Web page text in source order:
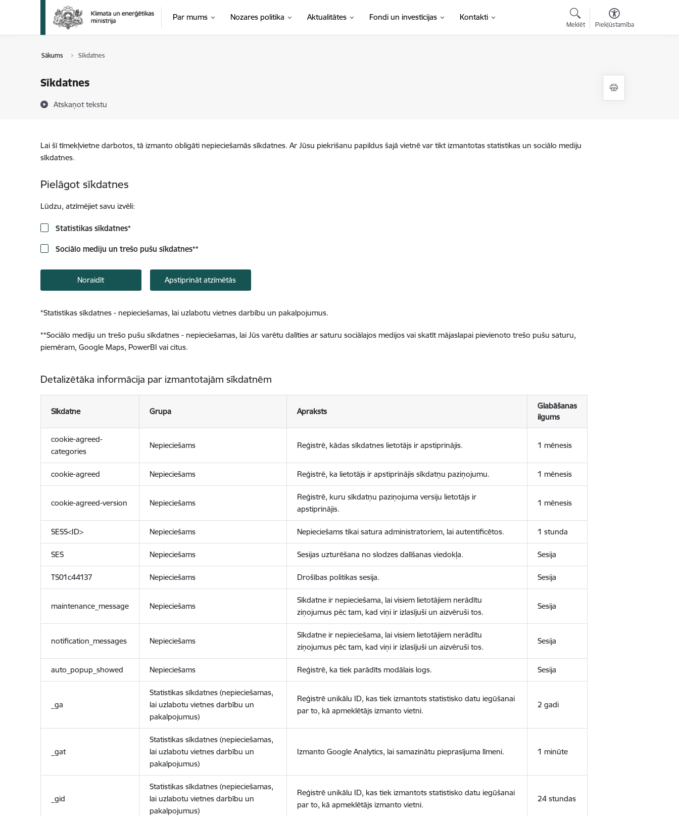
Pāriet uz lapas saturu
Par mums Nozares politika Aktualitātes Fondi un investīcijas Kontakti
Meklēt Piekļūstamība
Sākums Sīkdatnes
Sīkdatnes
Atskaņot tekstu
Lai šī tīmekļvietne darbotos, tā izmanto obligāti nepieciešamās sīkdatnes. Ar Jūsu piekrišanu papildus šajā vietnē var tikt izmantotas statistikas un sociālo mediju
sīkdatnes.
Pielāgot sīkdatnes
Lūdzu, atzīmējiet savu izvēli:
Statistikas sīkdatnes*
Sociālo mediju un trešo pušu sīkdatnes**
Noraidīt Apstiprināt atzīmētās
*Statistikas sīkdatnes - nepieciešamas, lai uzlabotu vietnes darbību un pakalpojumus.
**Sociālo mediju un trešo pušu sīkdatnes - nepieciešamas, lai Jūs varētu dalīties ar saturu sociālajos medijos vai skatīt mājaslapai pievienoto trešo pušu saturu,
piemēram, Google Maps, PowerBI vai citus.
Detalizētāka informācija par izmantotajām sīkdatnēm
Sīkdatne Grupa Apraksts
Glabāšanas
ilgums
cookie-agreed-
categories
Nepieciešams Reģistrē, kādas sīkdatnes lietotājs ir apstiprinājis. 1 mēnesis
cookie-agreed Nepieciešams Reģistrē, ka lietotājs ir apstiprinājis sīkdatņu paziņojumu. 1 mēnesis
cookie-agreed-version Nepieciešams
Reģistrē, kuru sīkdatņu paziņojuma versiju lietotājs ir
apstiprinājis.
1 mēnesis
SESS<ID> Nepieciešams Nepieciešams tikai satura administratoriem, lai autentificētos. 1 stunda
SES Nepieciešams Sesijas uzturēšana no slodzes dalīšanas viedokļa. Sesija
TS01c44137 Nepieciešams Drošības politikas sesija. Sesija
maintenance_message Nepieciešams
Sīkdatne ir nepieciešama, lai visiem lietotājiem nerādītu
ziņojumus pēc tam, kad viņi ir izlasījuši un aizvēruši tos.
Sesija
notification_messages Nepieciešams
Sīkdatne ir nepieciešama, lai visiem lietotājiem nerādītu
ziņojumus pēc tam, kad viņi ir izlasījuši un aizvēruši tos.
Sesija
auto_popup_showed Nepieciešams Reģistrē, ka tiek parādīts modālais logs. Sesija
_ga
Statistikas sīkdatnes (nepieciešamas,
lai uzlabotu vietnes darbību un
pakalpojumus)
Reģistrē unikālu ID, kas tiek izmantots statistisko datu iegūšanai
par to, kā apmeklētājs izmanto vietni.
2 gadi
_gat
Statistikas sīkdatnes (nepieciešamas,
lai uzlabotu vietnes darbību un
pakalpojumus)
Izmanto Google Analytics, lai samazinātu pieprasījuma līmeni. 1 minūte
_gid
Statistikas sīkdatnes (nepieciešamas,
lai uzlabotu vietnes darbību un
pakalpojumus)
Reģistrē unikālu ID, kas tiek izmantots statistisko datu iegūšanai
par to, kā apmeklētājs izmanto vietni.
24 stundas